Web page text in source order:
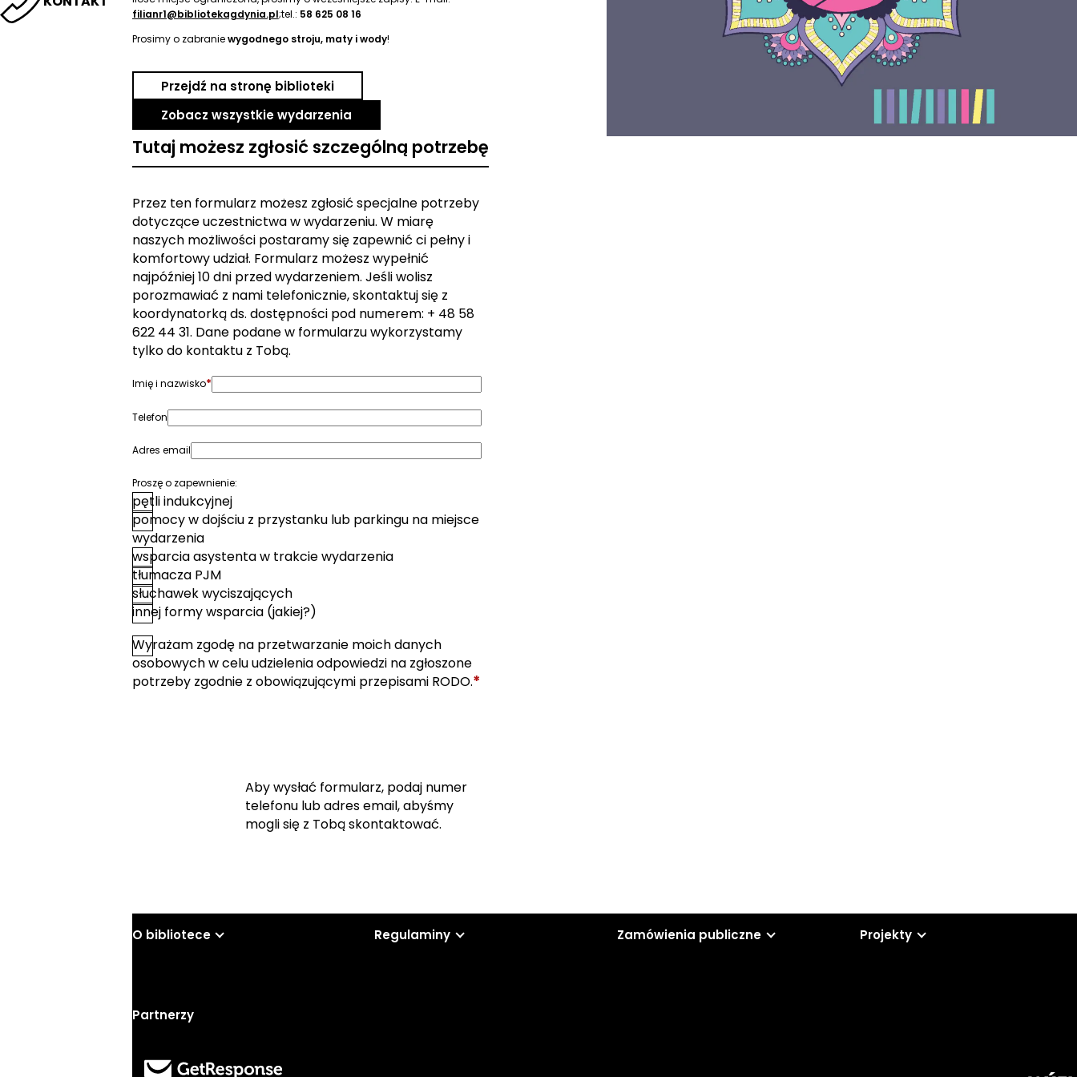
filianr1@bibliotekagdynia.pl;tel.: 58 625 08 16
Prosimy o zabraniewygodnego stroju, maty i wody!
Przejdź na stronę biblioteki
Zobacz wszystkie wydarzenia
Tutaj możesz zgłosić szczególną potrzebę
Przez ten formularz możesz zgłosić specjalne potrzeby
dotyczące uczestnictwa w wydarzeniu. W miarę
naszych możliwości postaramy się zapewnić ci pełny i
komfortowy udział. Formularz możesz wypełnić
najpóźniej 10 dni przed wydarzeniem. Jeśli wolisz
porozmawiać z nami telefonicznie, skontaktuj się z
koordynatorką ds. dostępności pod numerem: + 48 58
622 44 31. Dane podane w formularzu wykorzystamy
tylko do kontaktu z Tobą.
Imię i nazwisko*
Telefon
Adres email
Proszę o zapewnienie:
pętli indukcyjnej
pomocy w dojściu z przystanku lub parkingu na miejsce
wydarzenia
wsparcia asystenta w trakcie wydarzenia
tłumacza PJM
słuchawek wyciszających
innej formy wsparcia (jakiej?)
Zgoda*
Wyrażam zgodę na przetwarzanie moich danych
osobowych w celu udzielenia odpowiedzi na zgłoszone
potrzeby zgodnie z obowiązującymi przepisami RODO.*
Aby wysłać formularz, podaj numer
telefonu lub adres email, abyśmy
mogli się z Tobą skontaktować.
O bibliotece Regulaminy Zamówienia publiczne Projekty
Partnerzy